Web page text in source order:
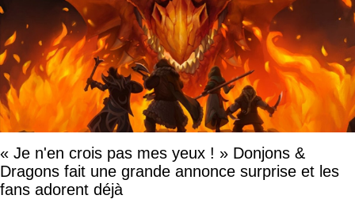
« Je n'en crois pas mes yeux ! » Donjons &
Dragons fait une grande annonce surprise et les
fans adorent déjà